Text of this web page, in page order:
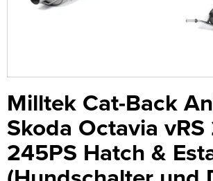
Milltek Cat-Back
Skoda Octavia vRS
245PS Hatch &